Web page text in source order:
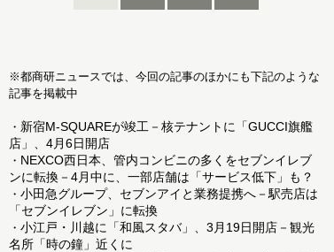
※都商研ニュースでは、今回の記事のほかにも下記のような
記事を掲載中
・ 新宿M-SQUAREが竣工－核テナントに「GUCCI旗艦
店」、4月6日開店
・ NEXCO西日本、管内コンビニの多くをセブンイレブ
ンに転換－4月中に、一部店舗は「サービス低下」も？
・ 小田急グループ、セブンアイと業務提携へ－駅売店は
「セブンイレブン」に転換
・ 小江戸・川越に「和風スタバ」、3月19日開店－観光
名所「時の鐘」近くに